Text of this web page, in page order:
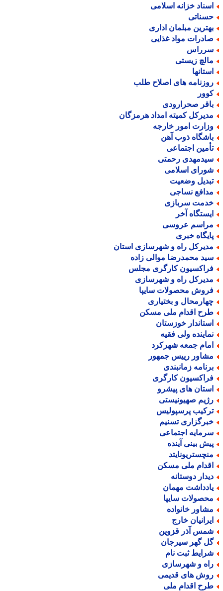
خزانه اسلامی
مبلمان اداری
مواد غذایی
زیستی
های اصلاح طلب
صحرارودی
کمیته امداد هرمزگان
امور خارجه
ذوب آهن
اجتماعی
رحمتی
اسلامی
وضعیت
نساجی
سربازی
آخر
عروسی
خبری
راه و شهرسازی استان
محمدرضا موالی زاده
کارگری مجلس
راه و شهرسازی
محصولات سایپا
و بختیاری
اقدام ملی مسکن
خوزستان
ولی فقیه
جمعه شهرکرد
رییس جمهور
زمانبندی
کارگری
های پیشرو
صهیونیستی
پرسپولیس
تسنیم
اجتماعی
بینی آینده
ملی مسکن
دوستانه
مهمان
سایپا
خانواده
خارج
آذر قزوین
گهر سیرجان
ثبت نام
و شهرسازی
های قدیمی
اقدام ملی